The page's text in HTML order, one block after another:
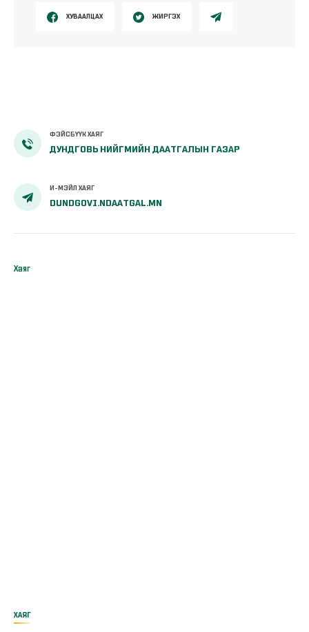
ХУВААЛЦАХ ЖИРГЭХ
ФЭЙСБҮҮК ХАЯГ
ДУНДГОВЬ НИЙГМИЙН ДААТГАЛЫН ГАЗАР
И-МЭЙЛ ХАЯГ
DUNDGOVI.NDAATGAL.MN
Хаяг
ХАЯГ